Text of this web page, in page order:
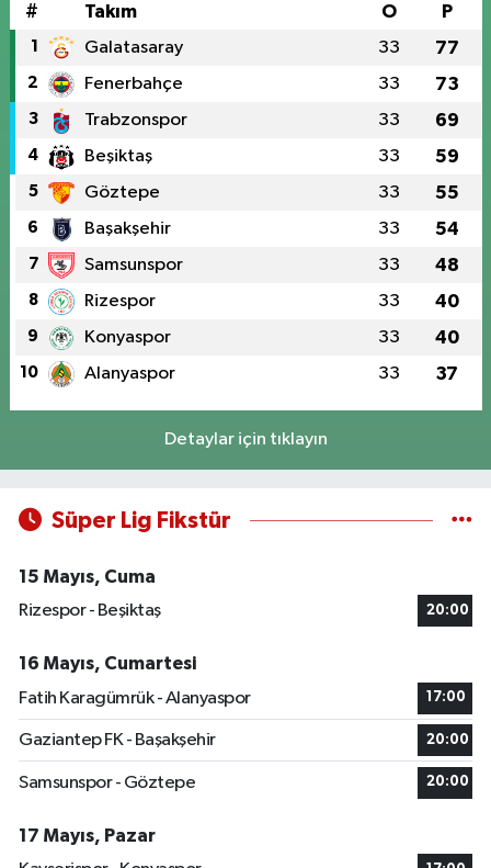
# Takım O P
1 Galatasaray 33 77
2 Fenerbahçe 33 73
3 Trabzonspor 33 69
4 Beşiktaş 33 59
5 Göztepe 33 55
6 Başakşehir 33 54
7 Samsunspor 33 48
8 Rizespor 33 40
9 Konyaspor 33 40
10 Alanyaspor 33 37
Detaylar için tıklayın
Süper Lig Fikstür
15 Mayıs, Cuma
Rizespor - Beşiktaş
20:00
16 Mayıs, Cumartesi
Fatih Karagümrük - Alanyaspor
17:00
Gaziantep FK - Başakşehir 20:00
Samsunspor - Göztepe 20:00
17 Mayıs, Pazar